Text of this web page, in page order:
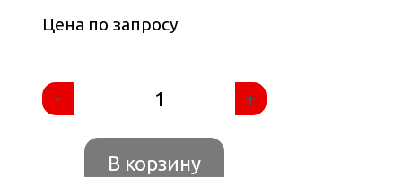
Цена по запросу
- +
В корзину